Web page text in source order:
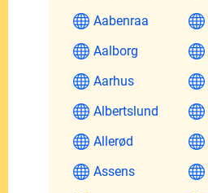
Aabenraa
Aalborg
Aarhus
Albertslund
Allerød
Assens